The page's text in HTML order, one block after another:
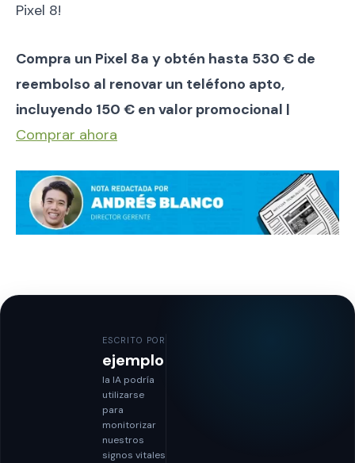
Pixel 8!
Compra un Pixel 8a y obtén hasta 530 € de
reembolso al renovar un teléfono apto,
incluyendo 150 € en valor promocional |
Comprar ahora
ESCRITO POR
ejemplo
la IA podría
utilizarse
para
monitorizar
nuestros
signos vitales